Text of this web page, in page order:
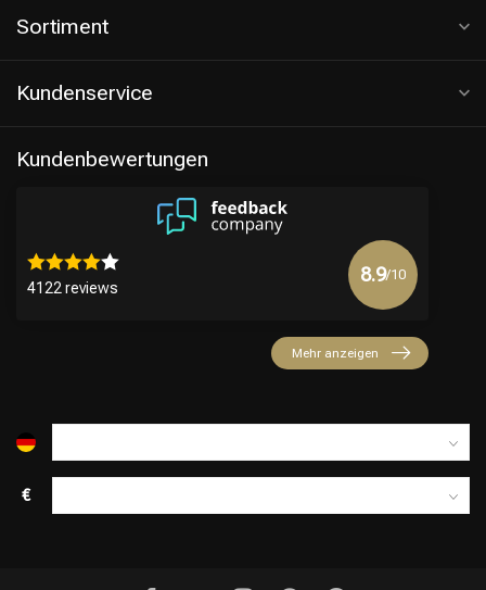
Sortiment
Kundenservice
Kundenbewertungen
4122 reviews
8.9/10
Mehr anzeigen
€